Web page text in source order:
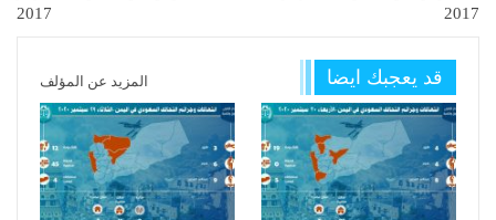
2017
2017
قد يعجبك ايضا المزيد عن المؤلف